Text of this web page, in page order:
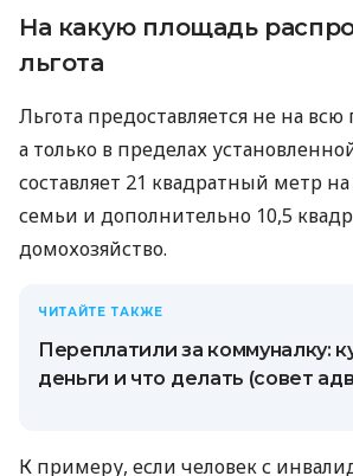
На какую площадь
льгота
Льгота предоставляется не на
а только в пределах
составляет 21 квадратный метр
семьи и дополнительно 10,5
домохозяйство.
ЧИТАЙТЕ ТАКЖЕ
Переплатили за коммуналку:
деньги и что делать (совет
К примеру, если человек с